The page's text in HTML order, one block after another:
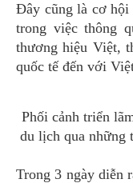
Đây cũng là cơ hội
trong việc thông
thương hiệu Việt,
quốc tế đến với
Phối cảnh triển
du lịch qua những
Trong 3 ngày diễn